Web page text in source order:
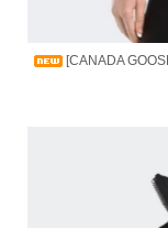
[CANADA